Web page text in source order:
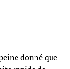
donné que